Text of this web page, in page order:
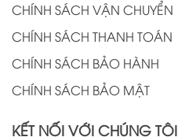
CHÍNH SÁCH VẬN CHUYỂN
CHÍNH SÁCH THANH TOÁN
CHÍNH SÁCH BẢO HÀNH
CHÍNH SÁCH BẢO MẬT
KẾT NỐI VỚI CHÚNG TÔI